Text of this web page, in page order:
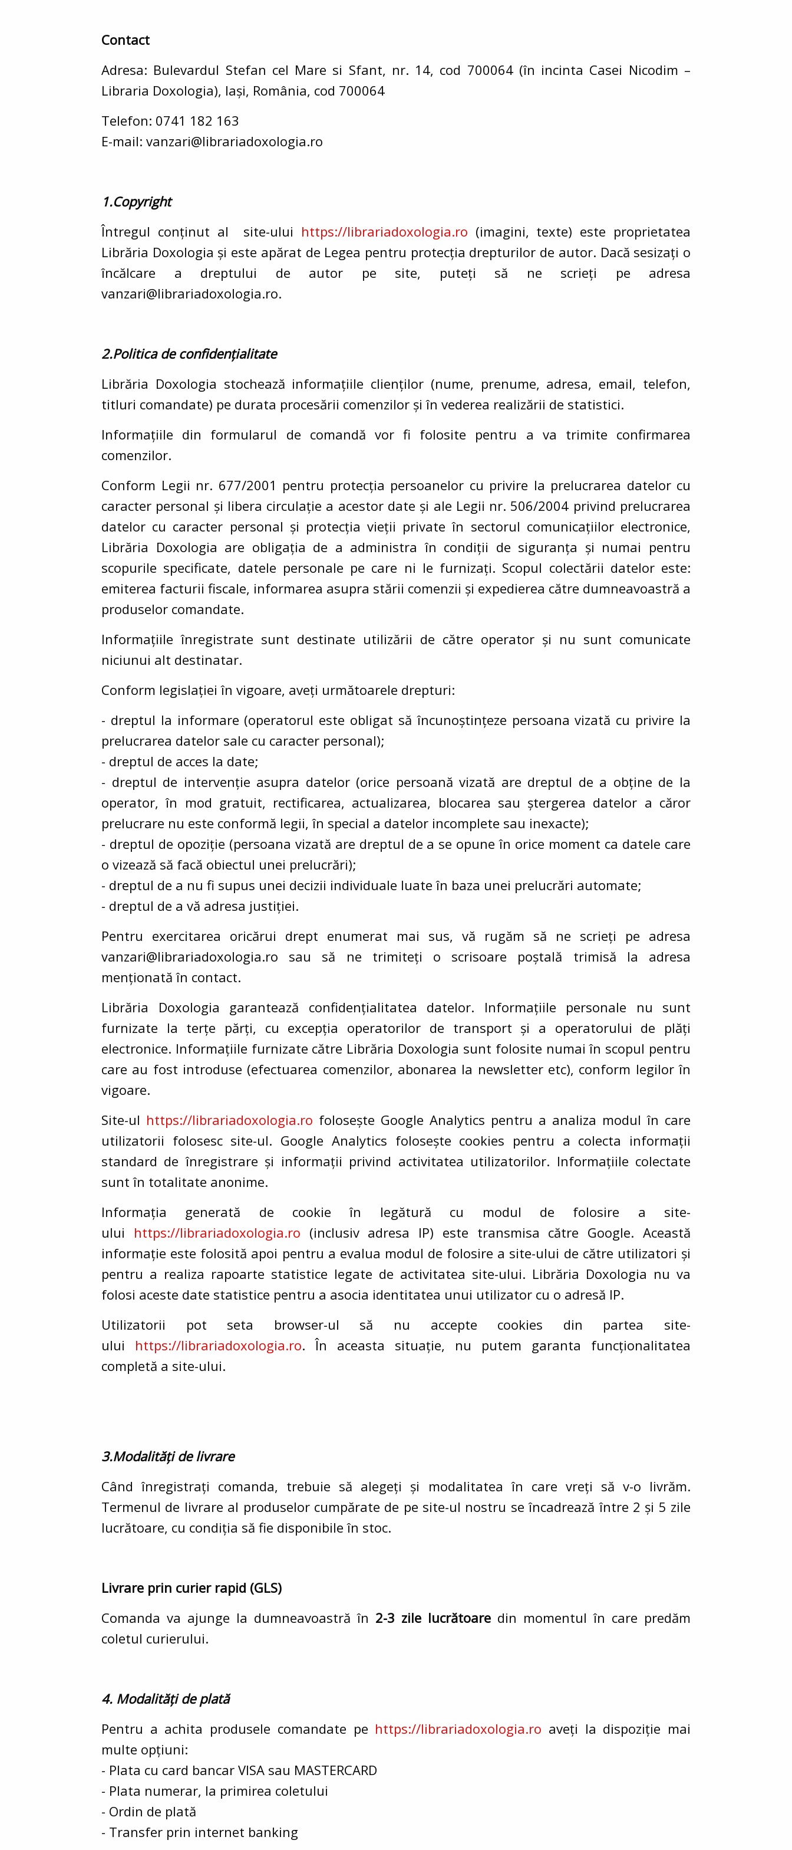
Contact
Adresa: Bulevardul Stefan cel Mare si Sfant, nr. 14, cod 700064 (în incinta Casei Nicodim –
Libraria Doxologia), Iași, România, cod 700064
Telefon: 0741 182 163
E-mail: vanzari@librariadoxologia.ro
1.Copyright
Întregul conținut al site-ului https://librariadoxologia.ro (imagini, texte) este proprietatea
Librăria Doxologia și este apărat de Legea pentru protecția drepturilor de autor. Dacă sesizați o
încălcare a dreptului de autor pe site, puteți să ne scrieți pe adresa
vanzari@librariadoxologia.ro.
2.Politica de confidențialitate
Librăria Doxologia stochează informațiile clienților (nume, prenume, adresa, email, telefon,
titluri comandate) pe durata procesării comenzilor și în vederea realizării de statistici.
Informațiile din formularul de comandă vor fi folosite pentru a va trimite confirmarea
comenzilor.
Conform Legii nr. 677/2001 pentru protecția persoanelor cu privire la prelucrarea datelor cu
caracter personal și libera circulație a acestor date și ale Legii nr. 506/2004 privind prelucrarea
datelor cu caracter personal și protecția vieții private în sectorul comunicațiilor electronice,
Librăria Doxologia are obligația de a administra în condiții de siguranța și numai pentru
scopurile specificate, datele personale pe care ni le furnizați. Scopul colectării datelor este:
emiterea facturii fiscale, informarea asupra stării comenzii și expedierea către dumneavoastră a
produselor comandate.
Informațiile înregistrate sunt destinate utilizării de către operator și nu sunt comunicate
niciunui alt destinatar.
Conform legislației în vigoare, aveți următoarele drepturi:
- dreptul la informare (operatorul este obligat să încunoștințeze persoana vizată cu privire la
prelucrarea datelor sale cu caracter personal);
- dreptul de acces la date;
- dreptul de intervenție asupra datelor (orice persoană vizată are dreptul de a obține de la
operator, în mod gratuit, rectificarea, actualizarea, blocarea sau ștergerea datelor a căror
prelucrare nu este conformă legii, în special a datelor incomplete sau inexacte);
- dreptul de opoziție (persoana vizată are dreptul de a se opune în orice moment ca datele care
o vizează să facă obiectul unei prelucrări);
- dreptul de a nu fi supus unei decizii individuale luate în baza unei prelucrări automate;
- dreptul de a vă adresa justiției.
Pentru exercitarea oricărui drept enumerat mai sus, vă rugăm să ne scrieți pe adresa
vanzari@librariadoxologia.ro
sau să ne trimiteți o scrisoare poștală trimisă la adresa
menționată în contact.
Librăria Doxologia garantează confidențialitatea datelor. Informațiile personale nu sunt
furnizate la terțe părți, cu excepția operatorilor de transport și a operatorului de plăți
electronice. Informațiile furnizate către Librăria Doxologia sunt folosite numai în scopul pentru
care au fost introduse (efectuarea comenzilor, abonarea la newsletter etc), conform legilor în
vigoare.
Site-ul https://librariadoxologia.ro folosește Google Analytics pentru a analiza modul în care
utilizatorii folosesc site-ul. Google Analytics folosește cookies pentru a colecta informații
standard de înregistrare și informații privind activitatea utilizatorilor. Informațiile colectate
sunt în totalitate anonime.
Informația generată de cookie în legătură cu modul de folosire a site-
ului https://librariadoxologia.ro (inclusiv adresa IP) este transmisa către Google. Această
informație este folosită apoi pentru a evalua modul de folosire a site-ului de către utilizatori și
pentru a realiza rapoarte statistice legate de activitatea site-ului. Librăria Doxologia nu va
folosi aceste date statistice pentru a asocia identitatea unui utilizator cu o adresă IP.
Utilizatorii pot seta browser-ul să nu accepte cookies din partea site-
ului https://librariadoxologia.ro. În aceasta situație, nu putem garanta funcționalitatea
completă a site-ului.
3.Modalități de livrare
Când înregistrați comanda, trebuie să alegeți și modalitatea în care vreți să v-o livrăm.
Termenul de livrare al produselor cumpărate de pe site-ul nostru se încadrează între 2 și 5 zile
lucrătoare, cu condiția să fie disponibile în stoc.
Livrare prin curier rapid (GLS)
Comanda va ajunge la dumneavoastră în 2-3 zile lucrătoare din momentul în care predăm
coletul curierului.
4. Modalități de plată
Pentru a achita produsele comandate pe https://librariadoxologia.ro aveți la dispoziție mai
multe opțiuni:
- Plata cu card bancar VISA sau MASTERCARD
- Plata numerar, la primirea coletului
- Ordin de plată
- Transfer prin internet banking